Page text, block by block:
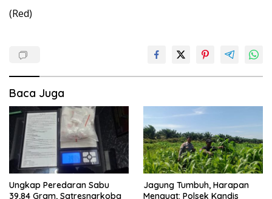
(Red)
Baca Juga
Ungkap Peredaran Sabu
39,84 Gram, Satresnarkoba
Jagung Tumbuh, Harapan
Menguat: Polsek Kandis